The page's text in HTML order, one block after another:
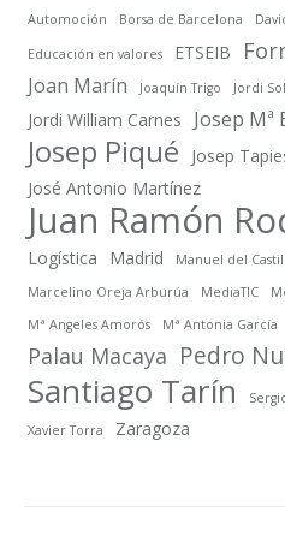
Automoción Borsa de Barcelona
Educación en valores ETSEIB
Joan Marín
Joaquín Trigo Jordi
Jordi William Carnes Josep
Josep Piqué Josep
José Antonio Martínez
Juan Ramón
Logística
Madrid Manuel del
Marcelino Oreja Arburúa
MediaTIC
Mª Angeles Amorós
Mª Antonia García
Palau Macaya Pedro
Santiago Tarín
Xavier Torra
Zaragoza